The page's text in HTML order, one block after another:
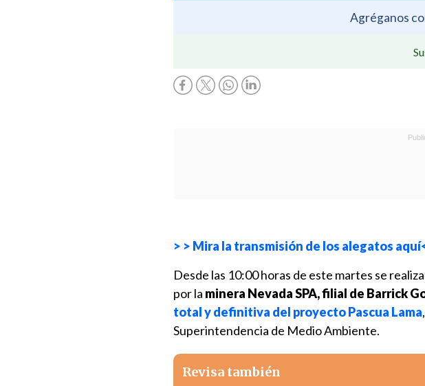
Agréganos
> > Mira la transmisión de los alegatos
Desde las 10:00 horas de este martes se
por la minera Nevada SPA, filial de Barrick
total y definitiva del proyecto Pascua Lama
Superintendencia de Medio Ambiente.
Revisa también